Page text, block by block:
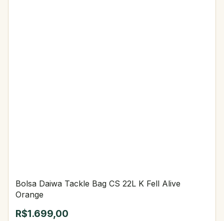
Bolsa Daiwa Tackle Bag CS 22L K Fell Alive
Orange
R$1.699,00